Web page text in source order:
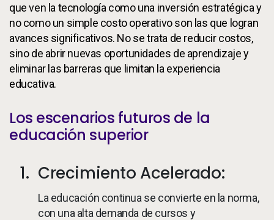
que ven la tecnología como una inversión estratégica y
no como un simple costo operativo son las que logran
avances significativos. No se trata de reducir costos,
sino de abrir nuevas oportunidades de aprendizaje y
eliminar las barreras que limitan la experiencia
educativa.
Los escenarios futuros de la
educación superior
Crecimiento Acelerado:
La educación continua se convierte en la norma,
con una alta demanda de cursos y